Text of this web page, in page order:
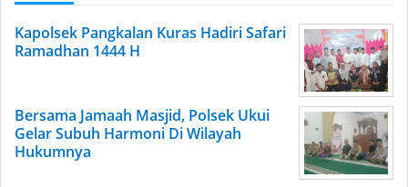
Kapolsek Pangkalan Kuras Hadiri Safari
Ramadhan 1444 H
Bersama Jamaah Masjid, Polsek Ukui
Gelar Subuh Harmoni Di Wilayah
Hukumnya